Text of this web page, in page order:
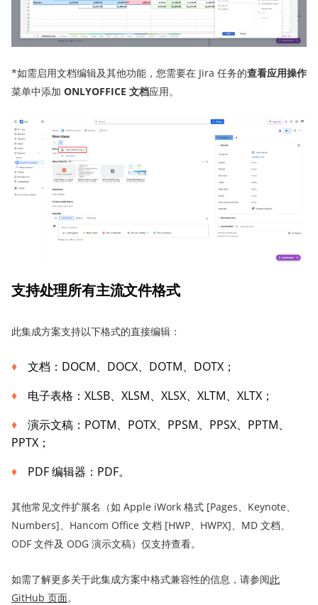
*如需启用文档编辑及其他功能，您需要在 Jira 任务的查看应用操作
菜单中添加 ONLYOFFICE 文档应用。
支持处理所有主流文件格式
此集成方案支持以下格式的直接编辑：
文档：DOCM、DOCX、DOTM、DOTX；
电子表格：XLSB、XLSM、XLSX、XLTM、XLTX；
演示文稿：POTM、POTX、PPSM、PPSX、PPTM、
PPTX；
PDF 编辑器：PDF。
其他常见文件扩展名（如 Apple iWork 格式 [Pages、Keynote、
Numbers]、Hancom Office 文档 [HWP、HWPX]、MD 文档、
ODF 文件及 ODG 演示文稿）仅支持查看。
如需了解更多关于此集成方案中格式兼容性的信息，请参阅此
GitHub 页面。